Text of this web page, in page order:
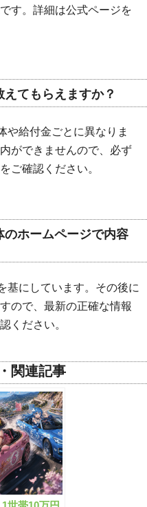
す。詳細は公式ページを
てもらえますか？
や給付金ごとに異なりま
ができませんので、必ず
ご確認ください。
ホームページで内容
基にしています。その後に
ので、最新の正確な情報
ください。
関連記事